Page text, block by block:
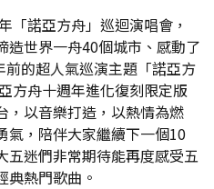
「諾亞方舟」巡迴演唱會，
造世界一舟40個城市、感動了
的超人氣巡演主題「諾亞方
方舟十週年進化復刻限定版
，以音樂打造，以熱情為燃
氣，陪伴大家繼續下一個10
五迷們非常期待能再度感受五
典熱門歌曲。